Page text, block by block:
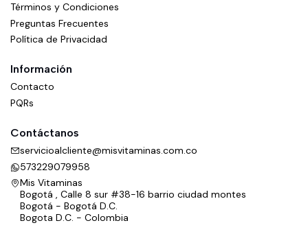
Términos y Condiciones
Preguntas Frecuentes
Política de Privacidad
Información
Contacto
PQRs
Contáctanos
servicioalcliente@misvitaminas.com.co
573229079958
Mis Vitaminas
Bogotá , Calle 8 sur #38-16 barrio ciudad montes
Bogotá - Bogotá D.C.
Bogota D.C. - Colombia